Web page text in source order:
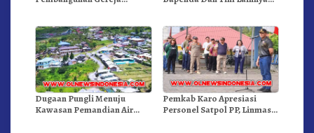
Dugaan Pungli Menuju
Kawasan Pemandian Air
Pemkab Karo Apresiasi
Personel Satpol PP, Linmas,